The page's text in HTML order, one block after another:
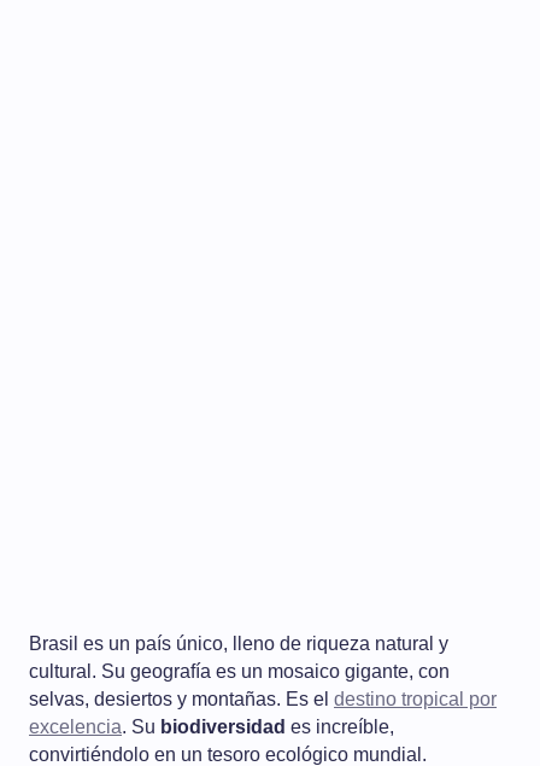
Brasil es un país único, lleno de riqueza natural y
cultural. Su geografía es un mosaico gigante, con
selvas, desiertos y montañas. Es el destino tropical por
excelencia. Su biodiversidad es increíble,
convirtiéndolo en un tesoro ecológico mundial.